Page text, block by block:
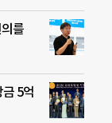
를
5억